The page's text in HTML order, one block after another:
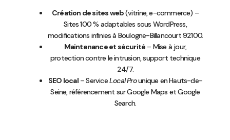
Création de sites web(vitrine, e-commerce) –
Sites 100 % adaptables sous WordPress,
modifications infinies à Boulogne-Billancourt 92100.
Maintenance et sécurité – Mise à jour,
protection contre le intrusion, support technique
24/7.
SEO local– ServiceLocal Prounique en Hauts-de-
Seine, référencement sur Google Maps et Google
Search.